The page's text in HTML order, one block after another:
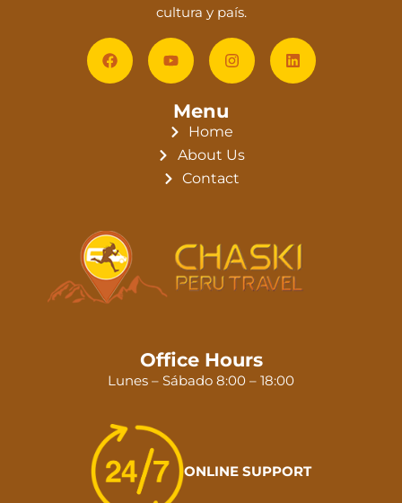
cultura y país.
Menu
Home
About Us
Contact
Office Hours
Lunes – Sábado 8:00 – 18:00
ONLINE SUPPORT